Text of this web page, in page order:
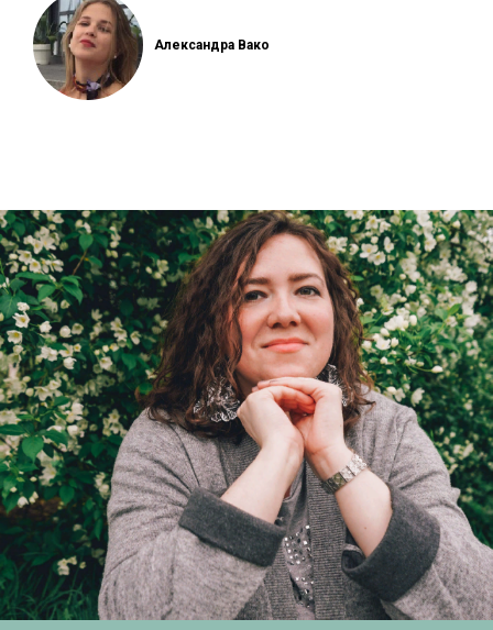
Александра Вако